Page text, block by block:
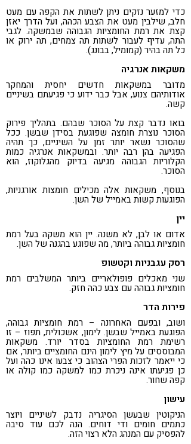
כדי למזער נזקים ניתן לשתות את הקפה עם מעט
חלב, שילבין מעט את הצבע הכהה, ועל הדרך יאזן
קצת את רמת החומציות הגבוהה שבמשקה. לגבי
התה, עדיף לעבור לשתות תה צמחים, תה ירוק או
כל תה בהיר (קמומיל, בבונג).
משקאות אנרגיה
מדובר במשקאות חדשים יחסית והמחקר
אודותיהם צנוע, אבל כבר ידוע כי פגיעתם בשיניים
קשה.
בואו נדבר קצת על הסוכר שבהם. בתהליך פירוק
הסוכר נוצרת חומצה שפוגעת בסידן שבשן. ככל
שהסוכר נשאר יותר זמן על השיניים, כך תהיה
הפגיעה בהן רבה יותר. ובמשקאות אנרגיה כמות
הקלוריות הגבוהה מגיעה בדיוק מהגלוקוז, הוא
הסוכר.
בנוסף, משקאות אלה מכילים חומצות אורגניות,
הפוגעות קשות באמייל של השן.
יין
אדום או לבן, לא משנה. יין הוא משקה בעל רמת
חומציות גבוהה ביותר, מה שפוגע בהגנה של השן.
רסק עגבניות וקטשופ
שני מאכלים פופולאריים ביותר המשלבים רמת
חומציות גבוהה עם צבע כהה חזק.
פירות הדר
ושוב, ובפעם האחרונה – רמת חומציות גבוהה,
הפוגעת באמייל שבשן. לימון, אשכולית, תפוז – זו
רשימת רמת החומציות בסדר יורד. משקאות
המבוססים על מיץ לימון הינם החומציים ביותר, אם
כי ייאמר לזכות הפרי הצהוב כי צבעו אינו כהה ועל
כן פגיעתו אינה ניכרת כמו למשקה כמו קולה או
קפה שחור.
עישון
הניקוטין שבעשן הסיגריה נדבק לשיניים ויוצר
כתמים חומים ודי דוחים. הנה לכם עוד סיבה
להפסיק עם המנהג הלא רצוי הזה.